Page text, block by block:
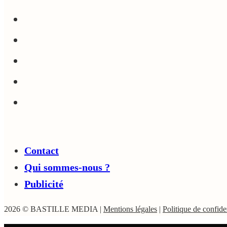
Contact
Qui sommes-nous ?
Publicité
2026 © BASTILLE MEDIA | Mentions légales | Politique de